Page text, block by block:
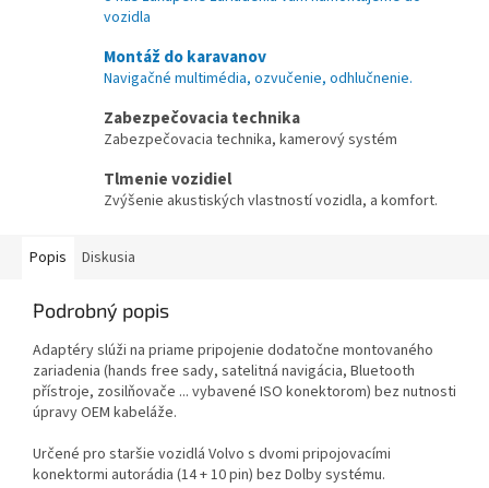
vozidla
Montáž do karavanov
Navigačné multimédia, ozvučenie, odhlučnenie.
Zabezpečovacia technika
Zabezpečovacia technika, kamerový systém
Tlmenie vozidiel
Zvýšenie akustiských vlastností vozidla, a komfort.
Popis Diskusia
Podrobný popis
Adaptéry slúži na priame pripojenie dodatočne montovaného
zariadenia (hands free sady, satelitná navigácia, Bluetooth
přístroje, zosilňovače ... vybavené ISO konektorom) bez nutnosti
úpravy OEM kabeláže.
Určené pro staršie vozidlá Volvo s dvomi pripojovacími
konektormi autorádia (14 + 10 pin) bez Dolby systému.